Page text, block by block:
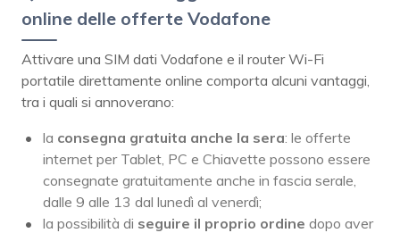
online delle offerte Vodafone
Attivare una SIM dati Vodafone e il router Wi-Fi
portatile direttamente online comporta alcuni vantaggi,
tra i quali si annoverano:
la consegna gratuita anche la sera: le offerte
internet per Tablet, PC e Chiavette possono essere
consegnate gratuitamente anche in fascia serale,
dalle 9 alle 13 dal lunedì al venerdì;
la possibilità di seguire il proprio ordine dopo aver